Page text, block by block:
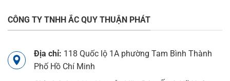
CÔNG TY TNHH ẮC QUY THUẬN PHÁT
Địa chỉ: 118 Quốc lộ 1A phường Tam Bình Thành
Phố Hồ Chí Minh